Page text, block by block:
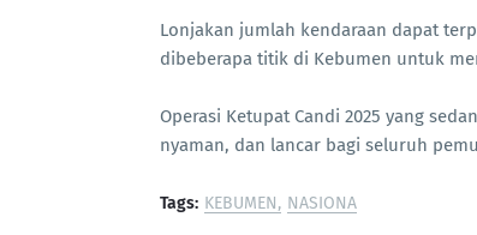
Lonjakan jumlah kendaraan dapat
dibeberapa titik di Kebumen untuk
Operasi Ketupat Candi 2025 yang
nyaman, dan lancar bagi seluruh
Tags: KEBUMEN NASIONA